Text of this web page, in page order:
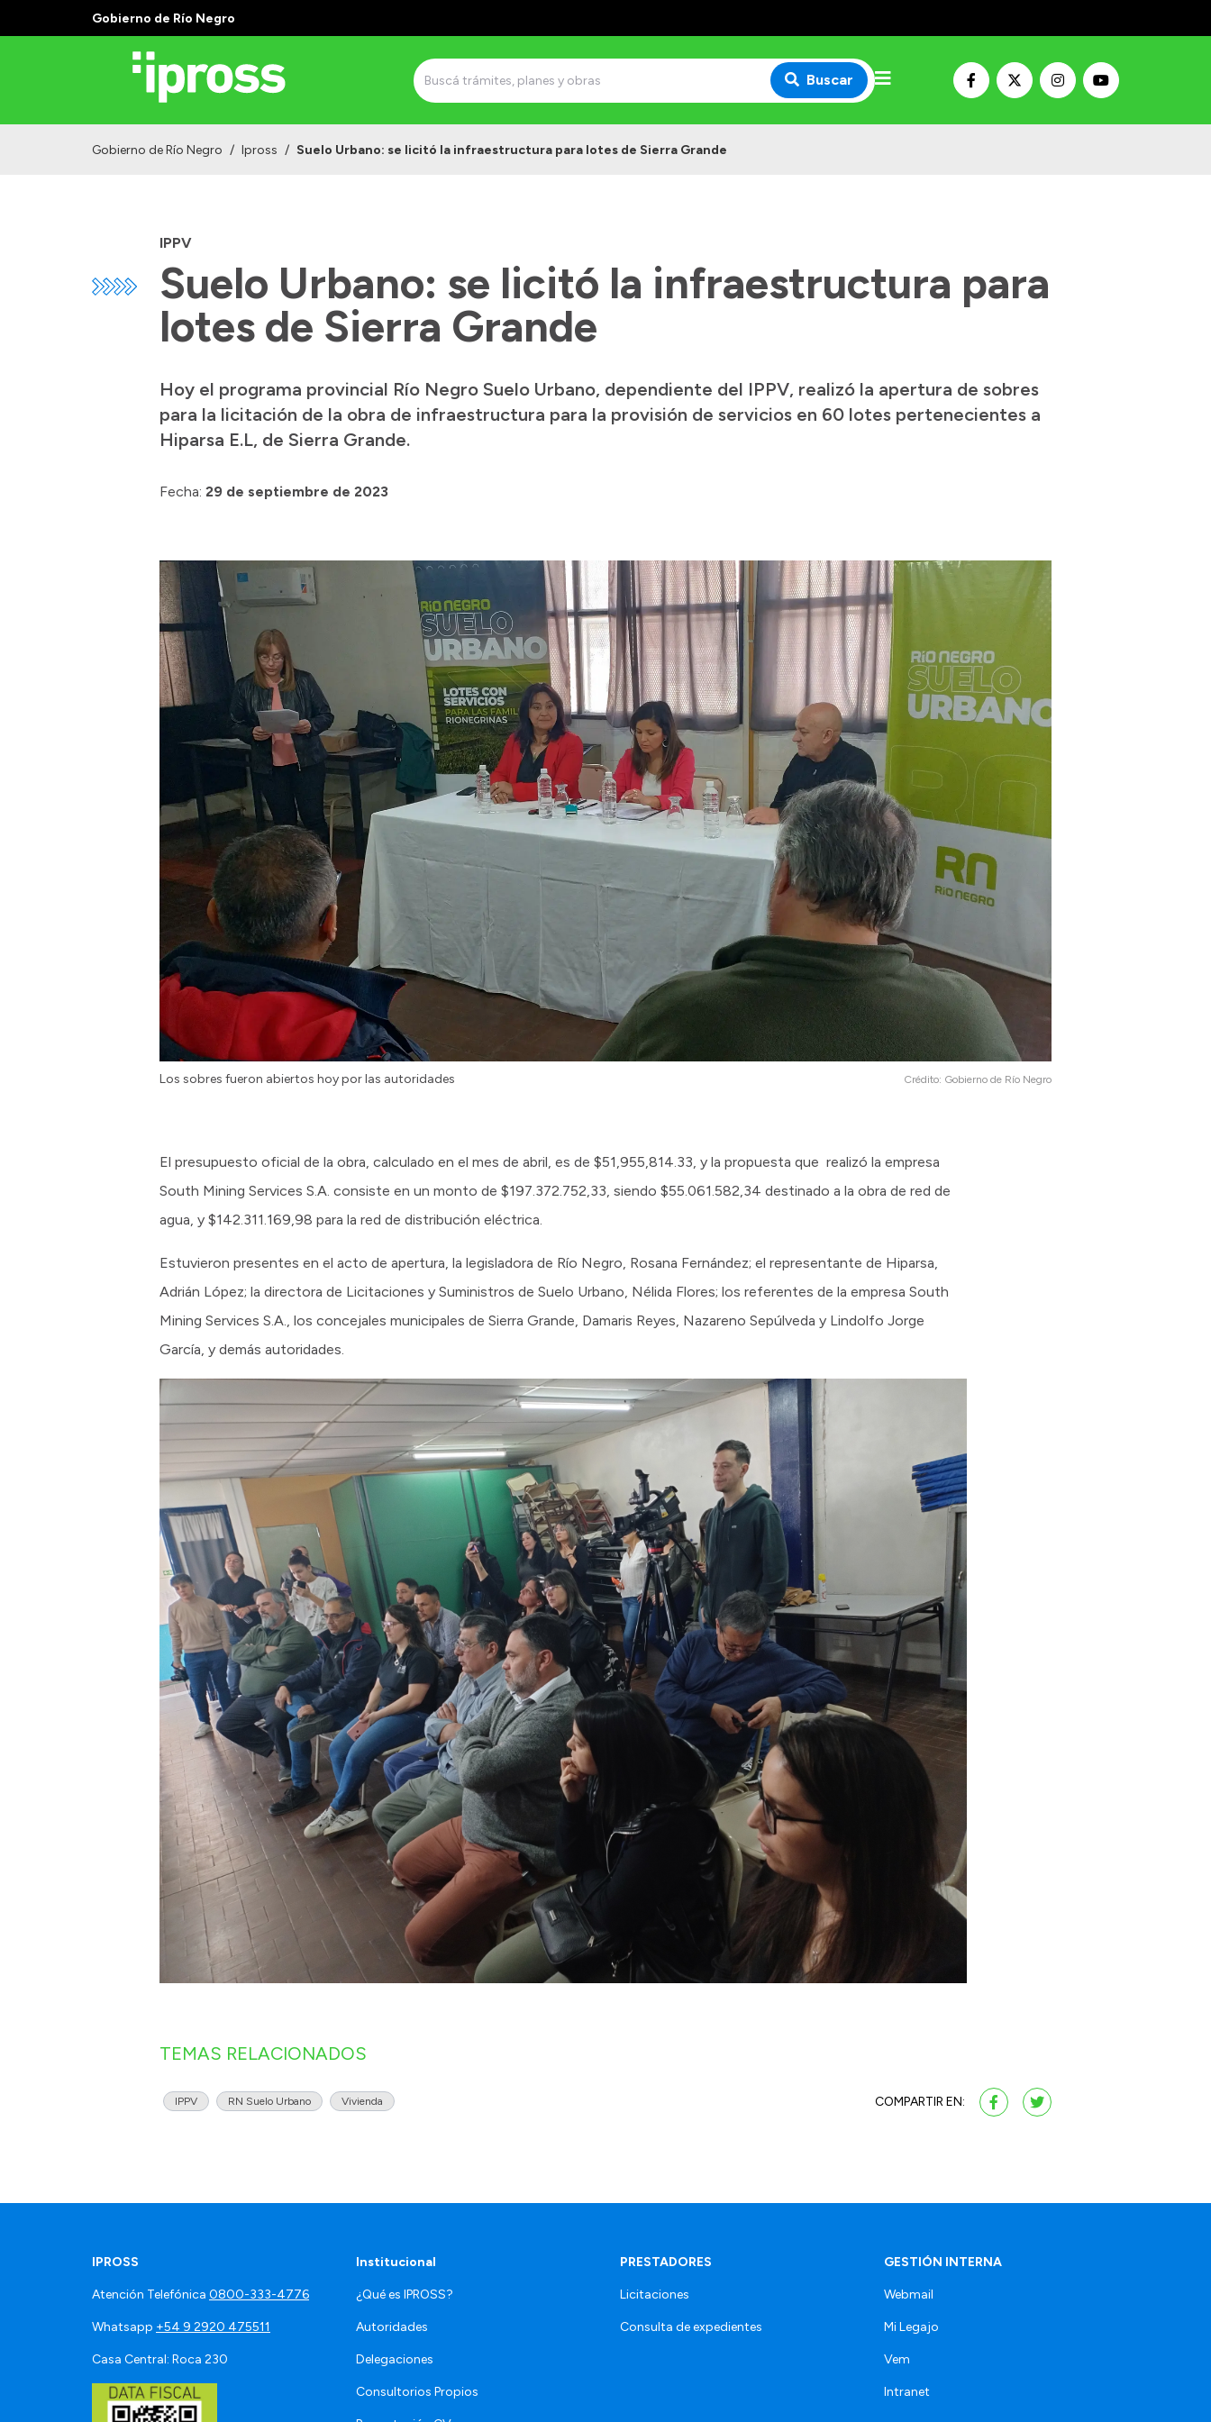
Gobierno de Río Negro
Buscar
Gobierno de Río Negro / Ipross / Suelo Urbano: se licitó la infraestructura para lotes de Sierra Grande
IPPV
Suelo Urbano: se licitó la infraestructura para
lotes de Sierra Grande
Hoy el programa provincial Río Negro Suelo Urbano, dependiente del IPPV, realizó la apertura de sobres
para la licitación de la obra de infraestructura para la provisión de servicios en 60 lotes pertenecientes a
Hiparsa E.L, de Sierra Grande.
Fecha: 29 de septiembre de 2023
Los sobres fueron abiertos hoy por las autoridades Crédito: Gobierno de Río Negro
El presupuesto oficial de la obra, calculado en el mes de abril, es de $51,955,814.33, y la propuesta que realizó la empresa
South Mining Services S.A. consiste en un monto de $197.372.752,33, siendo $55.061.582,34 destinado a la obra de red de
agua, y $142.311.169,98 para la red de distribución eléctrica.
Estuvieron presentes en el acto de apertura, la legisladora de Río Negro, Rosana Fernández; el representante de Hiparsa,
Adrián López; la directora de Licitaciones y Suministros de Suelo Urbano, Nélida Flores; los referentes de la empresa South
Mining Services S.A., los concejales municipales de Sierra Grande, Damaris Reyes, Nazareno Sepúlveda y Lindolfo Jorge
García, y demás autoridades.
TEMAS RELACIONADOS
IPPV RN Suelo Urbano Vivienda COMPARTIR EN:
IPROSS
Atención Telefónica 0800-333-4776
Whatsapp +54 9 2920 475511
Casa Central: Roca 230
Institucional
¿Qué es IPROSS?
Autoridades
Delegaciones
Consultorios Propios
PRESTADORES
Licitaciones
Consulta de expedientes
GESTIÓN INTERNA
Webmail
Mi Legajo
Vem
Intranet